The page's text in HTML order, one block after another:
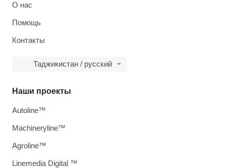
О нас
Помощь
Контакты
Таджикистан / русский
Наши проекты
Autoline™
Machineryline™
Agroline™
Linemedia Digital ™